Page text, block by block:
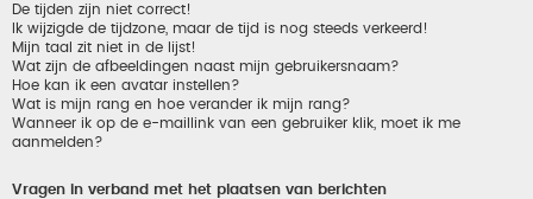
De tijden zijn niet correct!
Ik wijzigde de tijdzone, maar de tijd is nog steeds verkeerd!
Mijn taal zit niet in de lijst!
Wat zijn de afbeeldingen naast mijn gebruikersnaam?
Hoe kan ik een avatar instellen?
Wat is mijn rang en hoe verander ik mijn rang?
Wanneer ik op de e-maillink van een gebruiker klik, moet ik me
aanmelden?
Vragen in verband met het plaatsen van berichten